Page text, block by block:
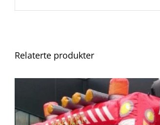
Relaterte produkter